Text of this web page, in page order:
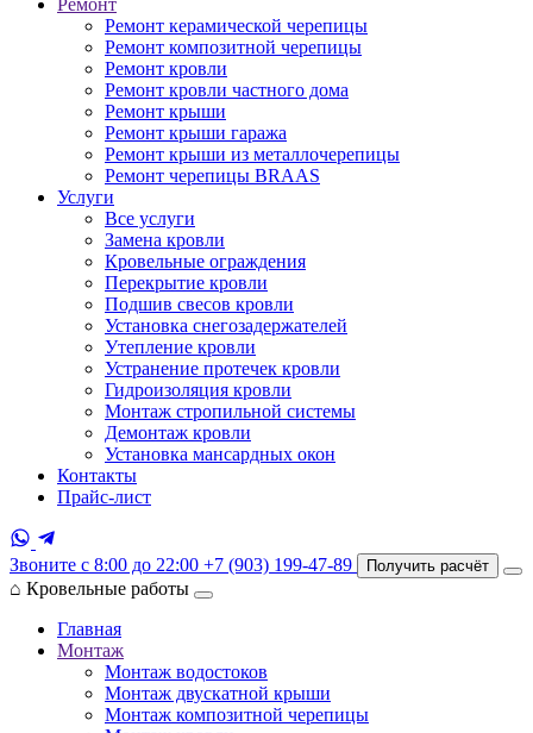
Ремонт
Ремонт керамической черепицы
Ремонт композитной черепицы
Ремонт кровли
Ремонт кровли частного дома
Ремонт крыши
Ремонт крыши гаража
Ремонт крыши из металлочерепицы
Ремонт черепицы BRAAS
Услуги
Все услуги
Замена кровли
Кровельные ограждения
Перекрытие кровли
Подшив свесов кровли
Установка снегозадержателей
Утепление кровли
Устранение протечек кровли
Гидроизоляция кровли
Монтаж стропильной системы
Демонтаж кровли
Установка мансардных окон
Контакты
Прайс-лист
Звоните с 8:00 до 22:00 +7 (903) 199-47-89 Получить расчёт
⌂ Кровельные работы
Главная
Монтаж
Монтаж водостоков
Монтаж двускатной крыши
Монтаж композитной черепицы